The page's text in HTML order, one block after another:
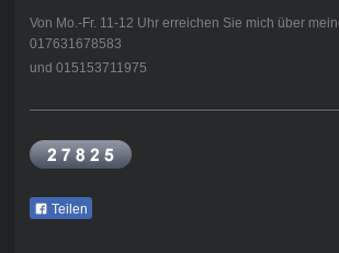
Von Mo.-Fr. 11-12 Uhr erreichen Sie mich über
017631678583
und 015153711975
Teilen